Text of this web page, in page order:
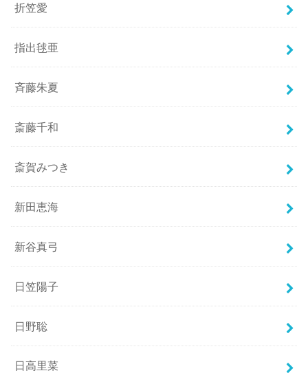
折笠愛
指出毬亜
斉藤朱夏
斎藤千和
斎賀みつき
新田恵海
新谷真弓
日笠陽子
日野聡
日高里菜